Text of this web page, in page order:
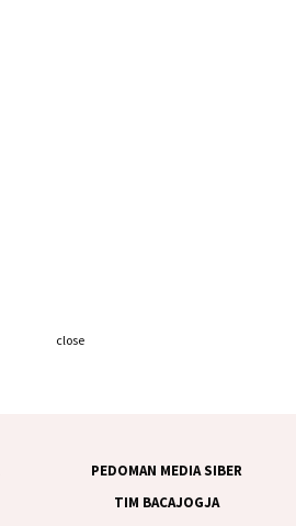
PEDOMAN MEDIA SIBER
TIM BACAJOGJA
close